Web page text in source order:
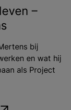
–
bij
en wat hij
als Project